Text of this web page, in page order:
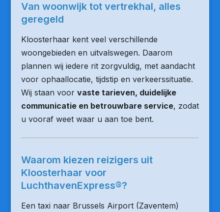
Van woonwijk tot vertrekhal, alles
geregeld
Kloosterhaar kent veel verschillende
woongebieden en uitvalswegen. Daarom
plannen wij iedere rit zorgvuldig, met aandacht
voor ophaallocatie, tijdstip en verkeerssituatie.
Wij staan voor vaste tarieven, duidelijke
communicatie en betrouwbare service, zodat
u vooraf weet waar u aan toe bent.
Waarom kiezen reizigers uit
Kloosterhaar voor
LuchthavenExpress®?
Een taxi naar Brussels Airport (Zaventem)